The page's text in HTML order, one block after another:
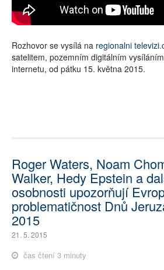
Rozhovor se vysílá na regionalni
satelitem, pozemním digitálním
internetu, od pátku 15. května 2015.
Roger Waters, Noam
Walker, Hedy Epstein a
osobnosti upozorňují
problematičnost Dnů
2015
21. 5. 2015
čas čtení 3 minuty